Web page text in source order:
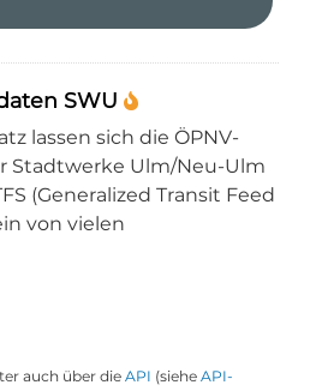
SWU
lassen sich die ÖPNV-
Stadtwerke Ulm/Neu-Ulm
(Generalized Transit Feed
von vielen
auch über die API (siehe API-